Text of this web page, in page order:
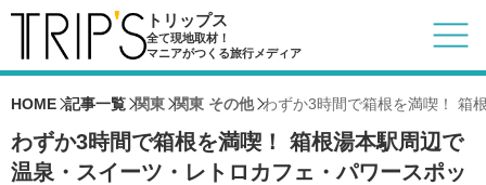
トリップス
全て現地取材！
マニアがつくる旅行メディア
HOME 記事一覧 関東 関東 その他 わずか3時間で箱根を満喫！ 箱
わずか3時間で箱根を満喫！ 箱根湯本駅周辺で
温泉・スイーツ・レトロカフェ・パワースポッ